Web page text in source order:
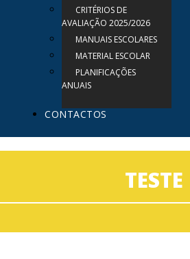
CRITÉRIOS DE
AVALIAÇÃO 2025/2026
MANUAIS ESCOLARES
MATERIAL ESCOLAR
PLANIFICAÇÕES
ANUAIS
CONTACTOS
TESTE